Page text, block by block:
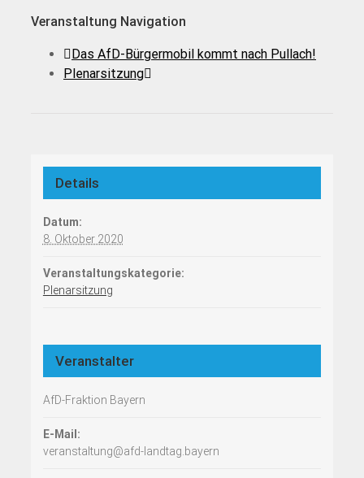
Veranstaltung Navigation
Das AfD-Bürgermobil kommt nach Pullach!
Plenarsitzung
Details
Datum:
8. Oktober 2020
Veranstaltungskategorie:
Plenarsitzung
Veranstalter
AfD-Fraktion Bayern
E-Mail:
veranstaltung@afd-landtag.bayern